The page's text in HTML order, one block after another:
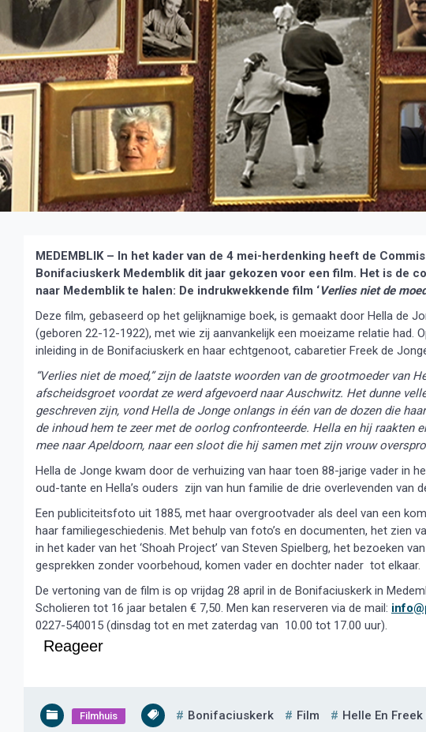
MEDEMBLIK – In het kader van de 4 mei-herdenking heeft de
Bonifaciuskerk Medemblik dit jaar gekozen voor een film. Het is de
naar Medemblik te halen: De indrukwekkende film ‘Verlies niet de
Deze film, gebaseerd op het gelijknamige boek, is gemaakt door Hella de
(geboren 22-12-1922), met wie zij aanvankelijk een moeizame relatie had.
inleiding in de Bonifaciuskerk en haar echtgenoot, cabaretier Freek de
“Verlies niet de moed,” zijn de laatste woorden van de grootmoeder van
afscheidsgroet voordat ze werd afgevoerd naar Auschwitz. Het dunne
geschreven zijn, vond Hella de Jonge onlangs in één van de dozen die
de inhoud hem te zeer met de oorlog confronteerde. Hella en hij raakten
mee naar Apeldoorn, naar een sloot die hij samen met zijn vrouw
Hella de Jonge kwam door de verhuizing van haar toen 88-jarige vader in
oud-tante en Hella’s ouders zijn van hun familie de drie overlevenden van
Een publiciteitsfoto uit 1885, met haar overgrootvader als deel van een
haar familiegeschiedenis. Met behulp van foto’s en documenten, het zien
in het kader van het ‘Shoah Project’ van Steven Spielberg, het bezoeken
gesprekken zonder voorbehoud, komen vader en dochter nader tot elkaar.
De vertoning van de film is op vrijdag 28 april in de Bonifaciuskerk in
Scholieren tot 16 jaar betalen € 7,50. Men kan reserveren via de mail:
0227-540015 (dinsdag tot en met zaterdag van 10.00 tot 17.00 uur).
Reageer
Filmhuis Bonifaciuskerk Film Helle En